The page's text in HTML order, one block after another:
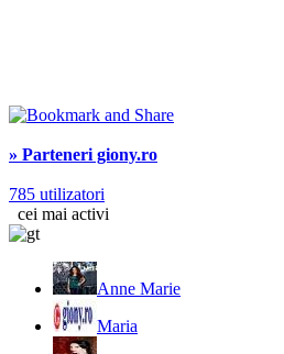
» Parteneri giony.ro
785 utilizatori
cei mai activi
Anne Marie
Maria